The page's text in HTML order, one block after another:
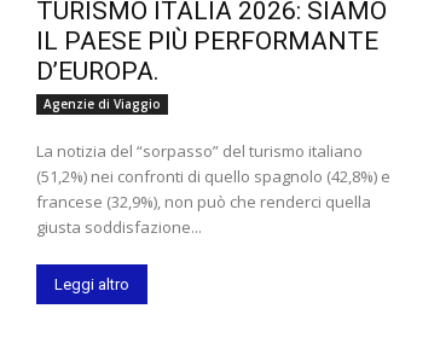
TURISMO ITALIA 2026: SIAMO
IL PAESE PIÙ PERFORMANTE
D’EUROPA.
Agenzie di Viaggio
La notizia del “sorpasso” del turismo italiano
(51,2%) nei confronti di quello spagnolo (42,8%) e
francese (32,9%), non può che renderci quella
giusta soddisfazione...
Leggi altro